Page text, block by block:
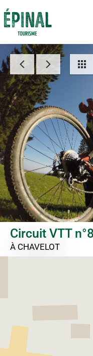
Circuit VTT
À CHAVELOT